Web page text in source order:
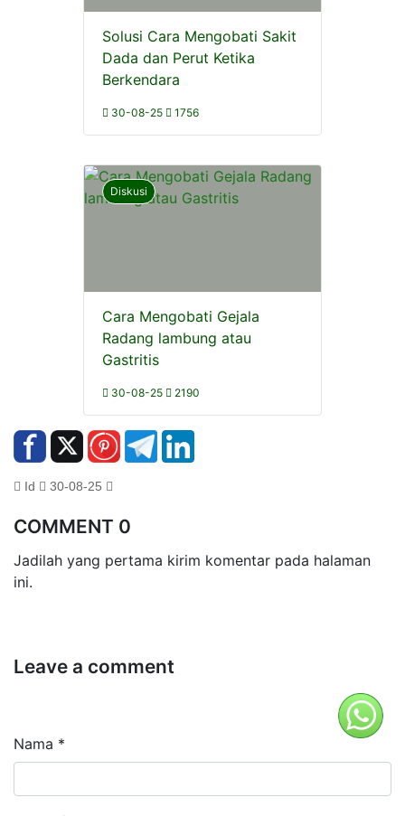
Solusi Cara Mengobati Sakit
Dada dan Perut Ketika
Berkendara
30-08-25 1756
Diskusi
Cara Mengobati Gejala
Radang lambung atau
Gastritis
30-08-25 2190
Id 30-08-25
COMMENT 0
Jadilah yang pertama kirim komentar pada halaman
ini.
Leave a comment
Nama *